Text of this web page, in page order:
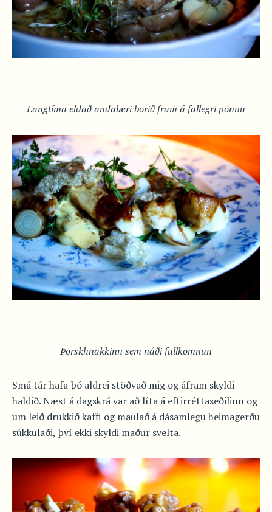
Langtíma eldað andalæri borið fram á fallegri pönnu
Þorskhnakkinn sem náði fullkomnun
Smá tár hafa þó aldrei stöðvað mig og áfram skyldi
haldið. Næst á dagskrá var að líta á eftirréttaseðilinn og
um leið drukkið kaffi og maulað á dásamlegu heimagerðu
súkkulaði, því ekki skyldi maður svelta.